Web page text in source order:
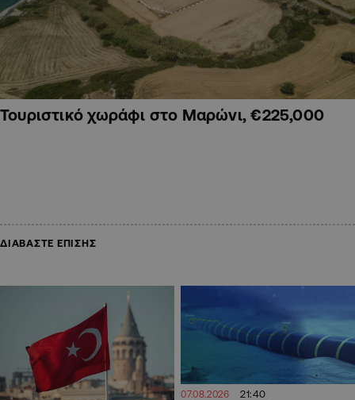
Τουριστικό χωράφι στο Μαρώνι, €225,000
ΔΙΑΒΑΣΤΕ ΕΠΙΣΗΣ
07.08.2026 21:40